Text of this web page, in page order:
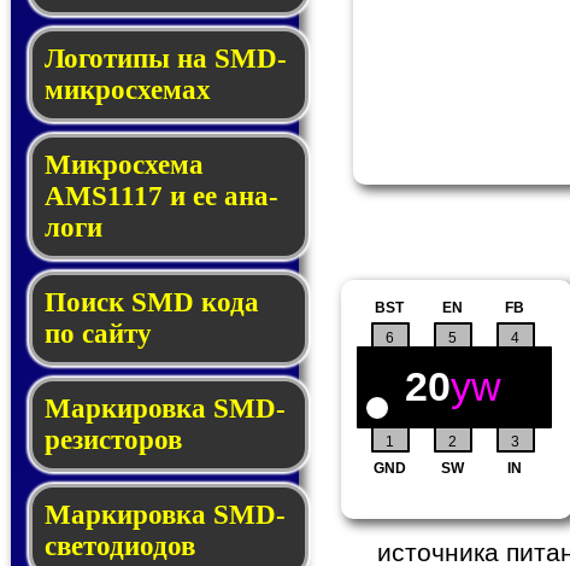
Логотипы на SMD-
мик­ро­схе­мах
Микросхема
AMS1117 и ее ана­
ло­ги
Поиск SMD ко­да
по сай­ту
Маркировка SMD-
ре­зис­то­ров
Маркировка SMD-
све­то­дио­дов
1 2 3
4
GND SW IN
FB
EN
5
6
BST
20yw
источника